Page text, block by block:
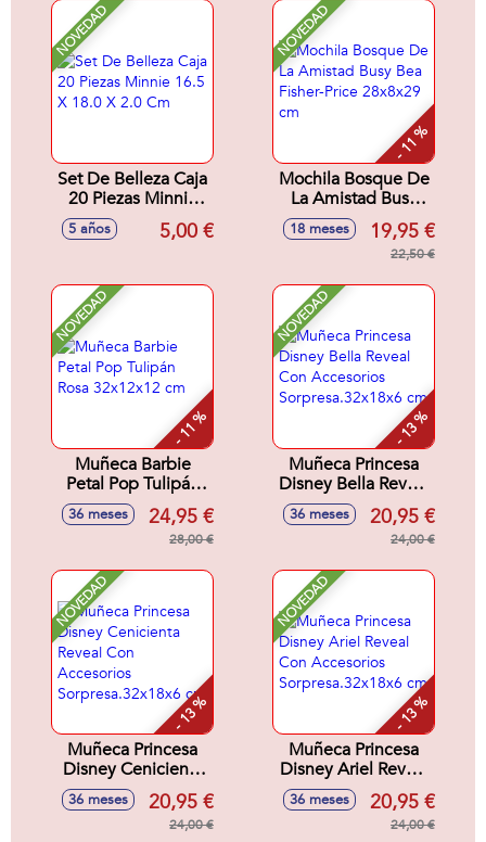
NOVEDAD
Set De Belleza Caja
20 Piezas Minnie
16.5 X 18.0 X 2.0
5 años 5,00 €
NOVEDAD
- 11 %
Mochila Bosque De
La Amistad Busy
Bea Fisher-Price
28x8x29 cm
18 meses 19,95 €
22,50 €
NOVEDAD
- 11 %
Muñeca Barbie
Petal Pop Tulipán
Rosa 32x12x12 cm
36 meses 24,95 €
28,00 €
NOVEDAD
- 13 %
Muñeca Princesa
Disney Bella Reveal
Con Accesorios
Sorpresa.32x18x6
36 meses 20,95 €
24,00 €
NOVEDAD
- 13 %
Muñeca Princesa
Disney Cenicienta
Reveal Con
Accesorios
Sorpresa.32x18x6
36 meses 20,95 €
24,00 €
NOVEDAD
- 13 %
Muñeca Princesa
Disney Ariel Reveal
Con Accesorios
Sorpresa.32x18x6
36 meses 20,95 €
24,00 €